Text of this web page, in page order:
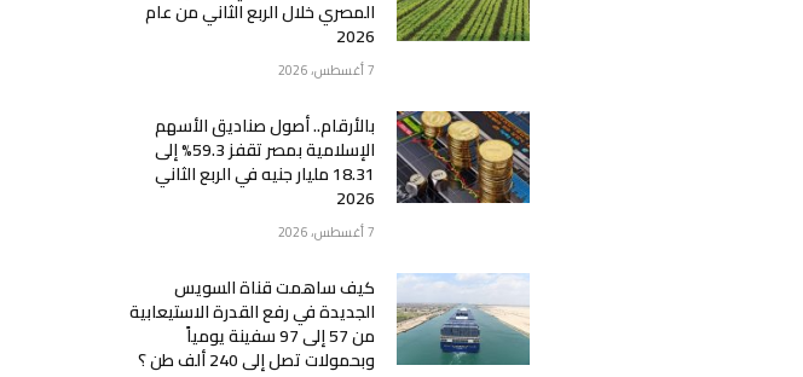
المصري خلال الربع الثاني من عام
2026
7 أغسطس، 2026
بالأرقام.. أصول صناديق الأسهم
الإسلامية بمصر تقفز 59.3% إلى
18.31 مليار جنيه في الربع الثاني
2026
7 أغسطس، 2026
كيف ساهمت قناة السويس
الجديدة في رفع القدرة الاستيعابية
من 57 إلى 97 سفينة يومياً
وبحمولات تصل إلى 240 ألف طن ؟